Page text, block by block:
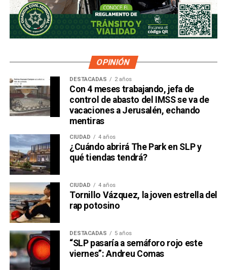
OPINIÓN
DESTACADAS 2 años
Con 4 meses trabajando, jefa de
control de abasto del IMSS se va de
vacaciones a Jerusalén, echando
mentiras
CIUDAD 4 años
¿Cuándo abrirá The Park en SLP y
qué tiendas tendrá?
CIUDAD 4 años
Tornillo Vázquez, la joven estrella del
rap potosino
DESTACADAS 5 años
“SLP pasaría a semáforo rojo este
viernes”: Andreu Comas